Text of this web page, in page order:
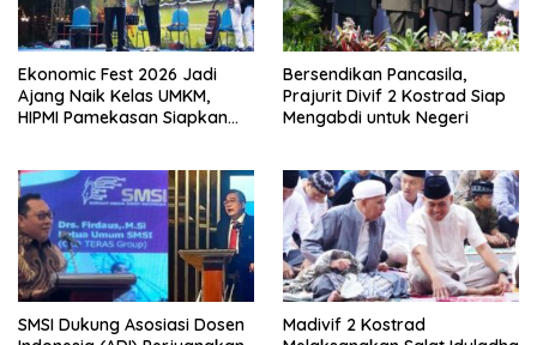
Ekonomic Fest 2026 Jadi
Ajang Naik Kelas UMKM,
HIPMI Pamekasan Siapkan
Bersendikan Pancasila,
Prajurit Divif 2 Kostrad Siap
Mengabdi untuk Negeri
SMSI Dukung Asosiasi Dosen
Madivif 2 Kostrad